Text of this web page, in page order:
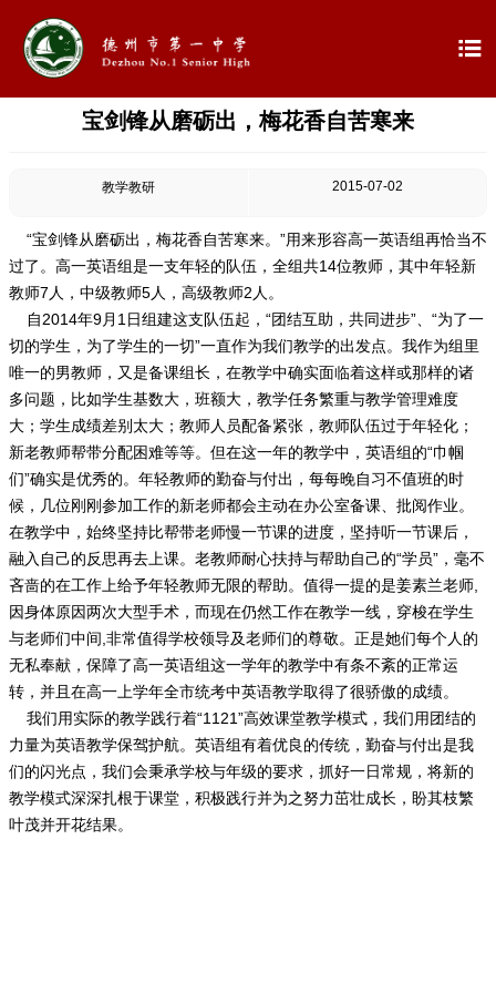

宝剑锋从磨砺出，梅花香自苦寒来
教学教研 2015-07-02
“宝剑锋从磨砺出，梅花香自苦寒来。”用来形容高一英语组再恰当不
过了。高一英语组是一支年轻的队伍，全组共14位教师，其中年轻新
教师7人，中级教师5人，高级教师2人。
自2014年9月1日组建这支队伍起，“团结互助，共同进步”、“为了一
切的学生，为了学生的一切”一直作为我们教学的出发点。我作为组里
唯一的男教师，又是备课组长，在教学中确实面临着这样或那样的诸
多问题，比如学生基数大，班额大，教学任务繁重与教学管理难度
大；学生成绩差别太大；教师人员配备紧张，教师队伍过于年轻化；
新老教师帮带分配困难等等。但在这一年的教学中，英语组的“巾帼
们”确实是优秀的。年轻教师的勤奋与付出，每每晚自习不值班的时
候，几位刚刚参加工作的新老师都会主动在办公室备课、批阅作业。
在教学中，始终坚持比帮带老师慢一节课的进度，坚持听一节课后，
融入自己的反思再去上课。老教师耐心扶持与帮助自己的“学员”，毫不
吝啬的在工作上给予年轻教师无限的帮助。值得一提的是姜素兰老师,
因身体原因两次大型手术，而现在仍然工作在教学一线，穿梭在学生
与老师们中间,非常值得学校领导及老师们的尊敬。正是她们每个人的
无私奉献，保障了高一英语组这一学年的教学中有条不紊的正常运
转，并且在高一上学年全市统考中英语教学取得了很骄傲的成绩。
我们用实际的教学践行着“1121”高效课堂教学模式，我们用团结的
力量为英语教学保驾护航。英语组有着优良的传统，勤奋与付出是我
们的闪光点，我们会秉承学校与年级的要求，抓好一日常规，将新的
教学模式深深扎根于课堂，积极践行并为之努力茁壮成长，盼其枝繁
叶茂并开花结果。
首页
学校概况
 信息公开
 教学教研
 最新公告
 校园新闻
 科学技术实验校